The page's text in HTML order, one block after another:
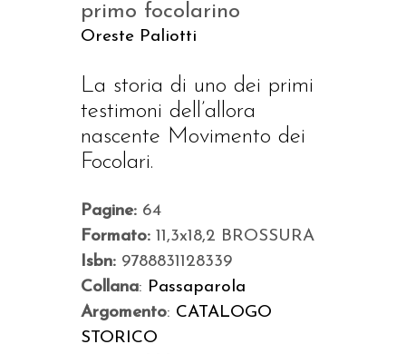
primo focolarino
Oreste Paliotti
La storia di uno dei primi
testimoni dell’allora
nascente Movimento dei
Focolari.
Pagine: 64
Formato: 11,3x18,2 BROSSURA
Isbn: 9788831128339
Collana: Passaparola
Argomento: CATALOGO
STORICO